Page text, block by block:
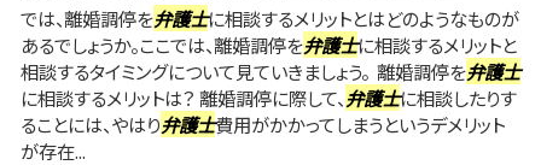
では、離婚調停を弁護士に相談するメリットとはどのようなものが
あるでしょうか。ここでは、離婚調停を弁護士に相談するメリットと
相談するタイミングについて見ていきましょう。 離婚調停を弁護士
に相談するメリットは？ 離婚調停に際して、 弁護士に相談したりす
ることには、やはり弁護士費用がかかってしまうというデメリット
が存在...